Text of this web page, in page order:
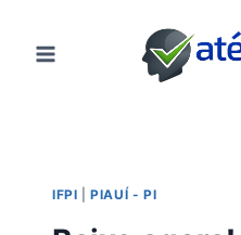
para
IFPI |PIAUÍ - PI